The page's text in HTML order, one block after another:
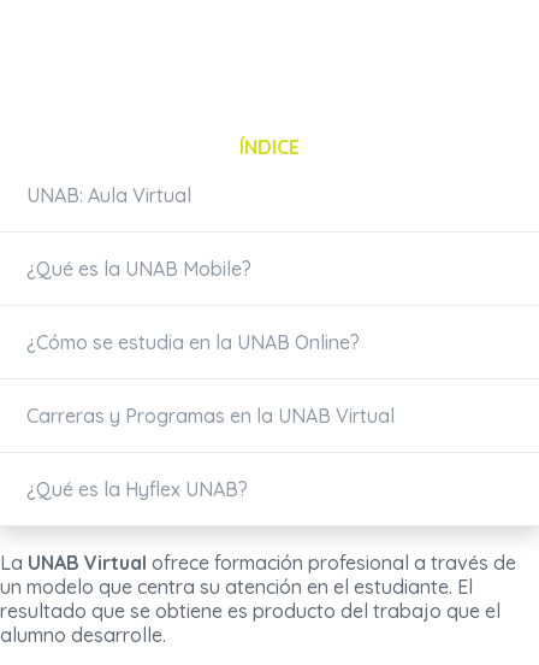
ÍNDICE
UNAB: Aula Virtual
¿Qué es la UNAB Mobile?
¿Cómo se estudia en la UNAB Online?
Carreras y Programas en la UNAB Virtual
¿Qué es la Hyflex UNAB?
La UNAB Virtual ofrece formación profesional a través de
un modelo que centra su atención en el estudiante. El
resultado que se obtiene es producto del trabajo que el
alumno desarrolle.